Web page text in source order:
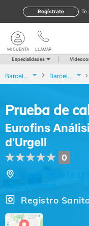
Regístrate
LLAMAR
MI CUENTA
Especialidades
Barcelona Barcelona
Prueba de
Eurofins
d'Urgell
0
Registro